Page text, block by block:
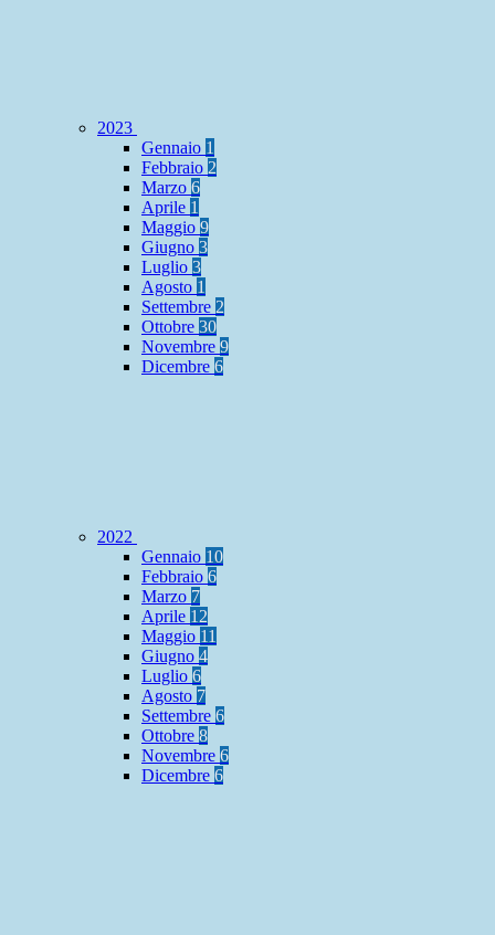
2023
Gennaio 1
Febbraio 2
Marzo 6
Aprile 1
Maggio 9
Giugno 3
Luglio 3
Agosto 1
Settembre 2
Ottobre 30
Novembre 9
Dicembre 6
2022
Gennaio 10
Febbraio 6
Marzo 7
Aprile 12
Maggio 11
Giugno 4
Luglio 6
Agosto 7
Settembre 6
Ottobre 8
Novembre 6
Dicembre 6